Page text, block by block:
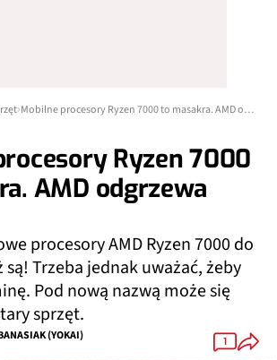
Mobilne procesory Ryzen 7000 to masakra. AMD odgrzewa kotlety
Ryzen 7000
AMD odgrzewa
procesory AMD Ryzen 7000 do
Trzeba jednak uważać, żeby
Pod nową nazwą może się
sprzęt.
(YOKAI)
1